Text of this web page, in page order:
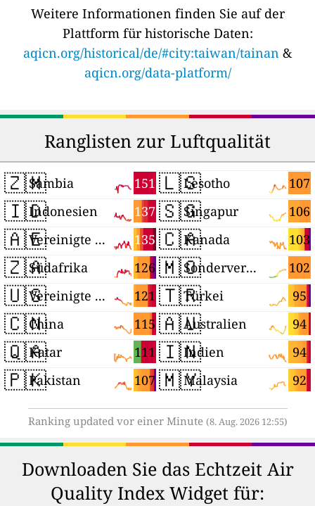
Weitere Informationen finden Sie auf der
Plattform für historische Daten:
aqicn.org/historical/de/#city:taiwan/tainan &
aqicn.org/data-platform/
Ranglisten zur Luftqualität
🇿🇲 151
Sambia
🇮🇩 137
Indonesien
🇦🇪 135
Vereinigte Arabische Emirate
🇿🇦 126
Südafrika
🇺🇸 121
Vereinigte Staaten
🇨🇳 115
China
🇶🇦 111
Katar
🇵🇰 107
Pakistan
🇱🇸 107
Lesotho
🇸🇬 106
Singapur
🇨🇦 103
Kanada
🇲🇴 102
Sonderverwaltungsregion Macau
🇹🇷 95
Türkei
🇦🇺 94
Australien
🇮🇳 94
Indien
🇲🇾 92
Malaysia
Ranking updated vor einer Minute (8. Aug. 2026 12:55)
Downloaden Sie das Echtzeit Air
Quality Index Widget für: